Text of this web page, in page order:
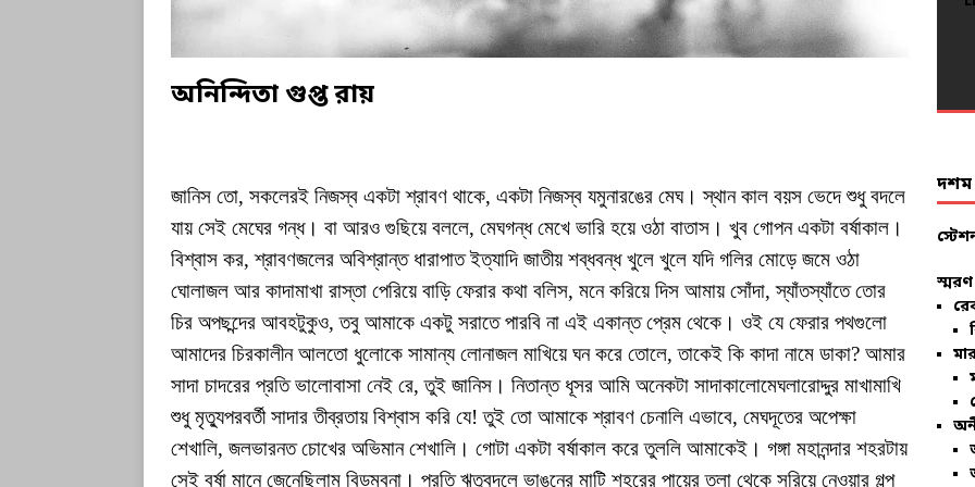
অনিন্দিতা গুপ্ত রায়
জানিস তো, সকলেরই নিজস্ব একটা শ্রাবণ থাকে, একটা নিজস্ব যমুনারঙের মেঘ। স্থান কাল বয়স ভেদে শুধু বদলে
যায় সেই মেঘের গন্ধ। বা আরও গুছিয়ে বললে, মেঘগন্ধ মেখে ভারি হয়ে ওঠা বাতাস। খুব গোপন একটা বর্ষাকাল।
বিশ্বাস কর, শ্রাবণজলের অবিশ্রান্ত ধারাপাত ইত্যাদি জাতীয় শব্ধবন্ধ খুলে খুলে যদি গলির মোড়ে জমে ওঠা
ঘোলাজল আর কাদামাখা রাস্তা পেরিয়ে বাড়ি ফেরার কথা বলিস, মনে করিয়ে দিস আমায় সোঁদা, স্যাঁতস্যাঁতে তোর
চির অপছন্দের আবহটুকুও, তবু আমাকে একটু সরাতে পারবি না এই একান্ত প্রেম থেকে। ওই যে ফেরার পথগুলো
আমাদের চিরকালীন আলতো ধুলোকে সামান্য লোনাজল মাখিয়ে ঘন করে তোলে, তাকেই কি কাদা নামে ডাকা? আমার
সাদা চাদরের প্রতি ভালোবাসা নেই রে, তুই জানিস। নিতান্ত ধূসর আমি অনেকটা সাদাকালোমেঘলারোদ্দুর মাখামাখি
শুধু মৃত্যুপরবর্তী সাদার তীব্রতায় বিশ্বাস করি যে! তুই তো আমাকে শ্রাবণ চেনালি এভাবে, মেঘদূতের অপেক্ষা
শেখালি, জলভারনত চোখের অভিমান শেখালি। গোটা একটা বর্ষাকাল করে তুললি আমাকেই। গঙ্গা মহানন্দার শহরটায়
সেই বর্ষা মানে জেনেছিলাম বিড়ম্বনা। প্রতি ঋতুবদলে ভাঙনের মাটি শহরের পায়ের তলা থেকে সরিয়ে নেওয়ার গল্প
দশম
স্মরণ